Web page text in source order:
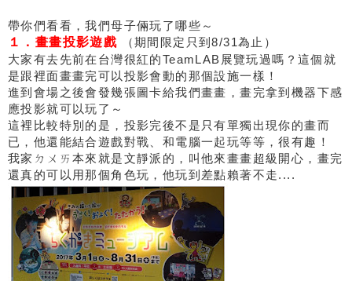
帶你們看看，我們母子倆玩了哪些～
１．畫畫投影遊戲
（期間限定只到8/31為止）
大家有去先前在台灣很紅的TeamLAB展覽玩過嗎？這個就
是跟裡面畫畫完可以投影會動的那個設施一樣！
進到會場之後會發幾張圖卡給我們畫畫，畫完拿到機器下感
應投影就可以玩了～
這裡比較特別的是，投影完後不是只有單獨出現你的畫而
已，他還能結合遊戲對戰、和電腦一起玩等等，很有趣！
我家ㄉㄨㄞ本來就是文靜派的，叫他來畫畫超級開心，畫完
還真的可以用那個角色玩，他玩到差點賴著不走....